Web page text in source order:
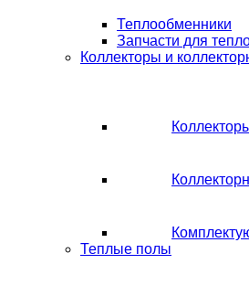
Теплообменники
Запчасти для
Коллекторы и
Теплые полы